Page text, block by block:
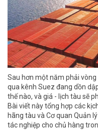
Sau hơn một năm phải vòng
qua kênh Suez đang dồn
thế nào, và giá - lịch tàu sẽ
Bài viết này tổng hợp các
hãng tàu và Cơ quan Quản
tác nghiệp cho chủ hàng